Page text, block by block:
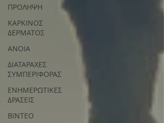
ΠΡΟΛΗΨΗ
ΚΑΡΚΙΝΟΣ
ΔΕΡΜΑΤΟΣ
ΑΝΟΙΑ
ΔΙΑΤΑΡΑΧΕΣ
ΣΥΜΠΕΡΙΦΟΡΑΣ
ΕΝΗΜΕΡΩΤΙΚΕΣ
ΔΡΑΣΕΙΣ
ΒΙΝΤΕΟ